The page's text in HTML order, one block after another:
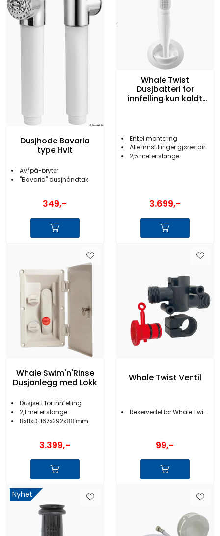
Dusjhode Bavaria
type Hvit
Av/på-bryter
''Bavaria'' dusjhåndtak
349,-
Whale Twist
Dusjbatteri for
innfelling kun kaldt
Enkel montering
Alle innstillinger gjøres direkte med håndtaket
2,5 meter slange
3.699,-
Whale Swim'n'Rinse
Dusjanlegg med Lokk
Dusjsett for innfelling
2,1 meter slange
BxHxD: 167x292x88 mm
3.399,-
Whale Twist Ventil
Reservedel for Whale Twist dusjbateri
99,-
Nyhet